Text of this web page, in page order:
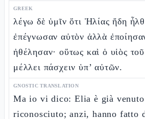
GREEK
λέγω δὲ ὑμῖν ὅτι Ἠλίας ἤδη
ἐπέγνωσαν αὐτὸν ἀλλὰ
ἠθέλησαν· οὕτως καὶ ὁ υἱὸς
μέλλει πάσχειν ὑπ’ αὐτῶν.
GNOSTIC TRANSLATION
Ma io vi dico: Elia è già
riconosciuto; anzi, hanno fatto